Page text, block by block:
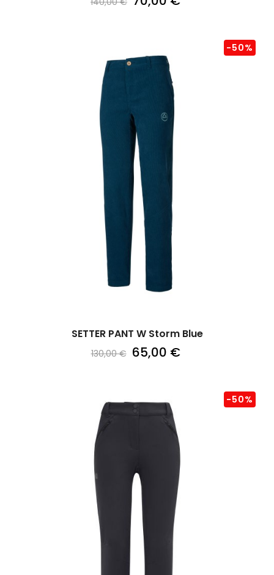
SETTER PANT W Storm Blue
130,00 €
-50%
65,00 €
-50%